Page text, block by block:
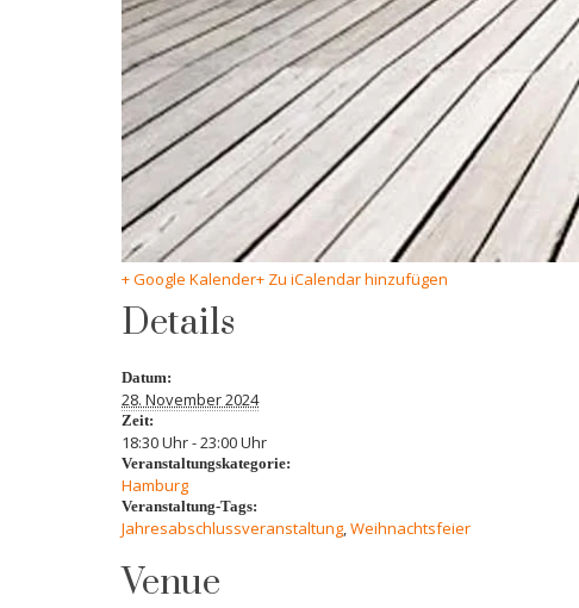
+ Google Kalender+ Zu iCalendar hinzufügen
Details
Datum:
28. November 2024
Zeit:
18:30 Uhr - 23:00 Uhr
Veranstaltungskategorie:
Hamburg
Veranstaltung-Tags:
Jahresabschlussveranstaltung,Weihnachtsfeier
Venue